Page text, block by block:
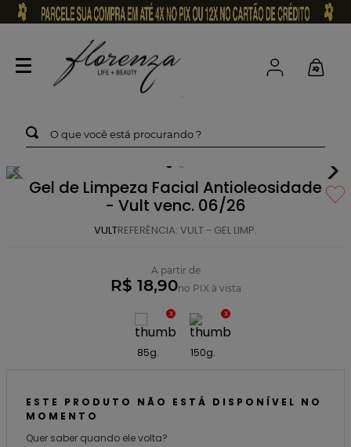
O que você está procurando ?
Gel de Limpeza Facial Antioleosidade
- Vult venc. 06/26
VULTREFERÊNCIA: VULT - GEL LIMP.
A partir de
R$ 18,90no PIX à vista
85g. 150g.
ESTE PRODUTO NÃO ESTÁ DISPONÍVEL NO
MOMENTO
Quer saber quando ele volta?